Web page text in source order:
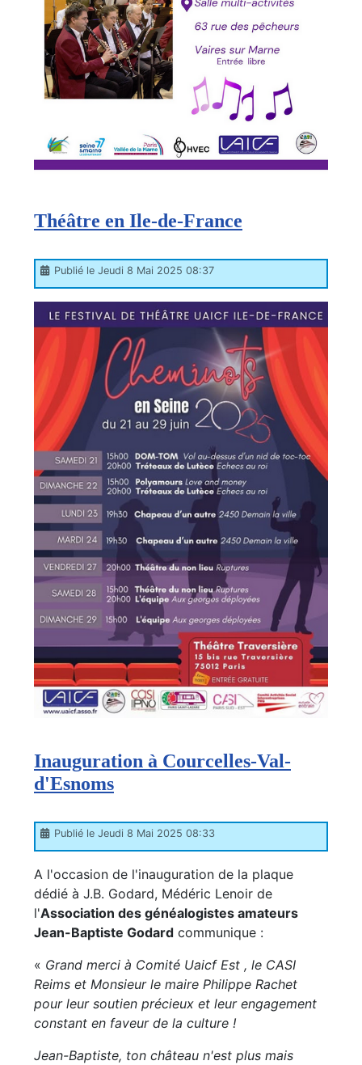
Théâtre en Ile-de-France
Publié le Jeudi 8 Mai 2025 08:37
Inauguration à Courcelles-Val-
d'Esnoms
Publié le Jeudi 8 Mai 2025 08:33
A l'occasion de l'inauguration de la plaque
dédié à J.B. Godard, Médéric Lenoir de
l'Association des généalogistes amateurs
Jean-Baptiste Godard communique :
« Grand merci à Comité Uaicf Est , le CASI
Reims et Monsieur le maire Philippe Rachet
pour leur soutien précieux et leur engagement
constant en faveur de la culture !
Jean-Baptiste, ton château n'est plus mais